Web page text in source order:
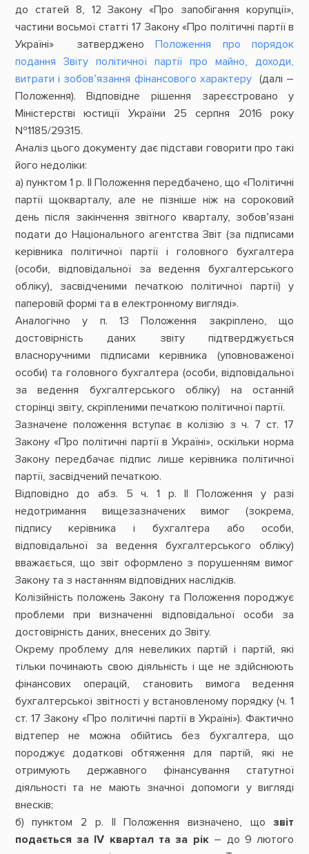
до статей 8, 12 Закону «Про запобігання корупції»,
частини восьмої статті 17 Закону «Про політичні партії в
Україні» затвердженоПоложення про порядок
подання Звіту політичної партії про майно, доходи,
витрати і зобов’язання фінансового характеру (далі –
Положення). Відповідне рішення зареєстровано у
Міністерстві юстиції України 25 серпня 2016 року
№1185/29315.
Аналіз цього документу дає підстави говорити про такі
його недоліки:
а) пунктом 1 р. II Положення передбачено, що «Політичні
партії щокварталу, але не пізніше ніж на сороковий
день після закінчення звітного кварталу, зобов’язані
подати до Національного агентства Звіт (за підписами
керівника політичної партії і головного бухгалтера
(особи, відповідальної за ведення бухгалтерського
обліку), засвідченими печаткою політичної партії) у
паперовій формі та в електронному вигляді».
Аналогічно у п. 13 Положення закріплено, що
достовірність даних звіту підтверджується
власноручними підписами керівника (уповноваженої
особи) та головного бухгалтера (особи, відповідальної
за ведення бухгалтерського обліку) на останній
сторінці звіту, скріпленими печаткою політичної партії.
Зазначене положення вступає в колізію з ч. 7 ст. 17
Закону «Про політичні партії в Україні», оскільки норма
Закону передбачає підпис лише керівника політичної
партії, засвідчений печаткою.
Відповідно до абз. 5 ч. 1 р. II Положення у разі
недотримання вищезазначених вимог (зокрема,
підпису керівника і бухгалтера або особи,
відповідальної за ведення бухгалтерського обліку)
вважається, що звіт оформлено з порушенням вимог
Закону та з настанням відповідних наслідків.
Колізійність положень Закону та Положення породжує
проблеми при визначенні відповідальної особи за
достовірність даних, внесених до Звіту.
Окрему проблему для невеликих партій і партій, які
тільки починають свою діяльність і ще не здійснюють
фінансових операцій, становить вимога ведення
бухгалтерської звітності у встановленому порядку (ч. 1
ст. 17 Закону «Про політичні партії в Україні»). Фактично
відтепер не можна обійтись без бухгалтера, що
породжує додаткові обтяження для партій, які не
отримують державного фінансування статутної
діяльності та не мають значної допомоги у вигляді
внесків;
б) пунктом 2 р. II Положення визначено, щозвіт
подається за IV квартал та за рік– до 9 лютого